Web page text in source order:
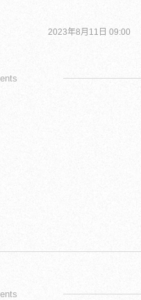
2023年8月11日 09:00